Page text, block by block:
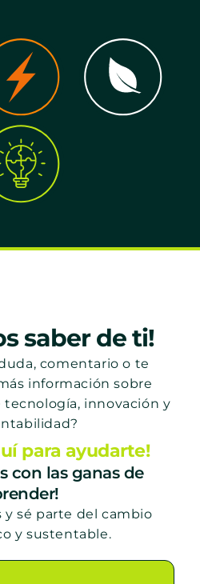
saber de ti!
comentario o te
información sobre
tecnología, innovación y
para ayudarte!
con las ganas de
y sé parte del cambio
y sustentable.